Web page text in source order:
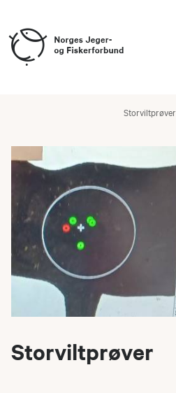
Storviltprøver
Storviltprøver